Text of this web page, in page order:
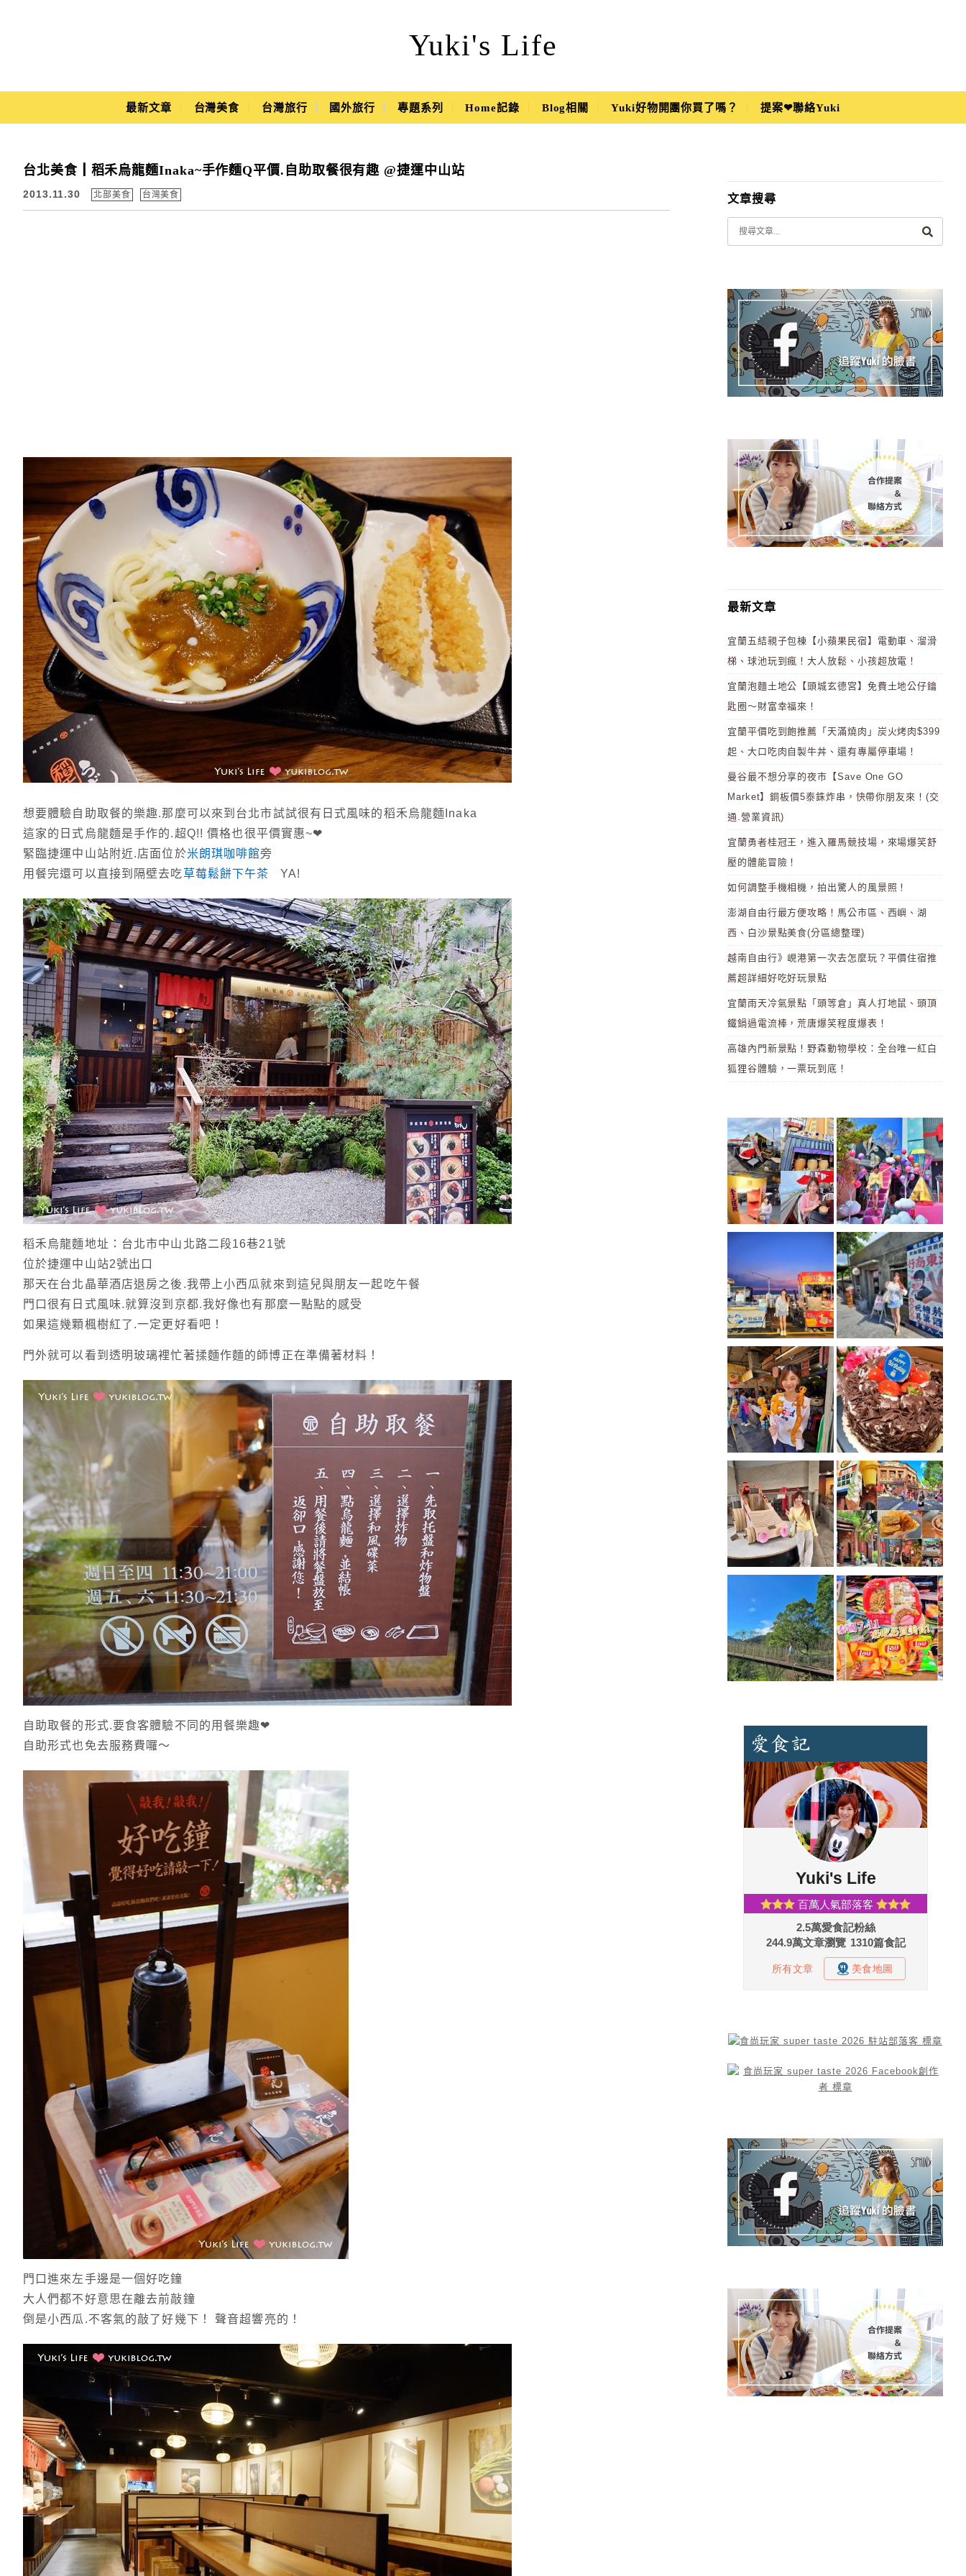
Yuki's Life
Yuki's Life
Main Menu
最新文章 台灣美食 台灣旅行 國外旅行 專題系列 Home記錄 Blog相關 Yuki好物開團你買了嗎？ 提案❤聯絡Yuki
台北美食┃稻禾烏龍麵Inaka~手作麵Q平價.自助取餐很有趣 @捷運中山站
2013.11.30 北部美食 台灣美食
想要體驗自助取餐的樂趣.那麼可以來到台北市試試很有日式風味的稻禾烏龍麵Inaka
這家的日式烏龍麵是手作的.超Q!! 價格也很平價實惠~❤
緊臨捷運中山站附近.店面位於米朗琪咖啡館旁
用餐完還可以直接到隔壁去吃草莓鬆餅下午茶 YA!
稻禾烏龍麵地址：台北市中山北路二段16巷21號
位於捷運中山站2號出口
那天在台北晶華酒店退房之後.我帶上小西瓜就來到這兒與朋友一起吃午餐
門口很有日式風味.就算沒到京都.我好像也有那麼一點點的感受
如果這幾顆楓樹紅了.一定更好看吧！
門外就可以看到透明玻璃裡忙著揉麵作麵的師博正在準備著材料！
自助取餐的形式.要食客體驗不同的用餐樂趣❤
自助形式也免去服務費囉～
門口進來左手邊是一個好吃鐘
大人們都不好意思在離去前敲鐘
倒是小西瓜.不客氣的敲了好幾下！ 聲音超響亮的！
文章搜尋
最新文章
宜蘭五結親子包棟【小蘋果民宿】電動車、溜滑
梯、球池玩到瘋！大人放鬆、小孩超放電！
宜蘭泡麵土地公【頭城玄德宮】免費土地公仔鑰
匙圈～財富幸福來！
宜蘭平價吃到飽推薦「天滿燒肉」炭火烤肉$399
起、大口吃肉自製牛丼、還有專屬停車場！
曼谷最不想分享的夜市【Save One GO
Market】銅板價5泰銖炸串，快帶你朋友來！(交
通.營業資訊)
宜蘭勇者桂冠王，進入羅馬競技場，來場爆笑舒
壓的體能冒險！
如何調整手機相機，拍出驚人的風景照！
澎湖自由行最方便攻略！馬公市區、西嶼、湖
西、白沙景點美食(分區總整理)
越南自由行》峴港第一次去怎麼玩？平價住宿推
薦超詳細好吃好玩景點
宜蘭雨天冷氣景點「頭等倉」真人打地鼠、頭頂
鐵鍋過電流棒，荒唐爆笑程度爆表！
高雄內門新景點！野森動物學校：全台唯一紅白
狐狸谷體驗，一票玩到底！